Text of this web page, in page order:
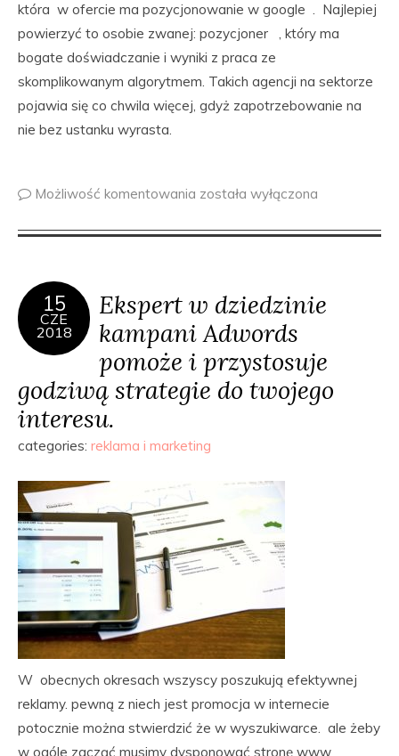
która w ofercie ma pozycjonowanie w google . Najlepiej
powierzyć to osobie zwanej: pozycjoner , który ma
bogate doświadczanie i wyniki z praca ze
skomplikowanym algorytmem. Takich agencji na sektorze
pojawia się co chwila więcej, gdyż zapotrzebowanie na
nie bez ustanku wyrasta.
Możliwość komentowania została wyłączona
15
CZE
2018
Ekspert w dziedzinie
kampani Adwords
pomoże i przystosuje
godziwą strategie do twojego
interesu.
categories: reklama i marketing
W obecnych okresach wszyscy poszukują efektywnej
reklamy. pewną z niech jest promocja w internecie
potocznie można stwierdzić że w wyszukiwarce. ale żeby
w ogóle zacząć musimy dysponować stronę www